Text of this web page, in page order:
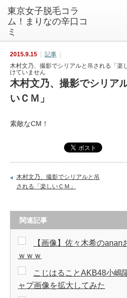
東京女子脱毛コラ
ム！まりなの辛口コ
ミ
2015.9.15
記事
木村文乃、撮影でシリアルと吊される「楽
けていません
木村文乃、撮影でシリア
いＣＭ」
素敵なCM！
木村文乃、撮影でシリアルと吊
される「楽しいＣＭ」
関連記事
【画像】佐々木希のanan
ｗｗｗ
こじはることAKB48小嶋
ャプ画像を拡大してみた